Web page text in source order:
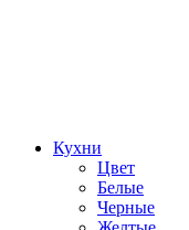
Кухни
Цвет
Белые
Черные